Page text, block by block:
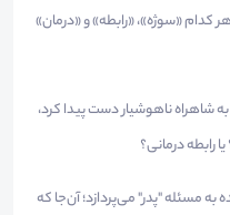
کدام «سوژه»، «رابطه» و «درمان»
شاهراه ناهوشیار دست پیدا کرد،
رابطه درمانی؟
به مسئله "پدر" می‌پردازد؛ آن‌جا که